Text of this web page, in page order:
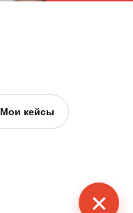
✕
Мои кейсы